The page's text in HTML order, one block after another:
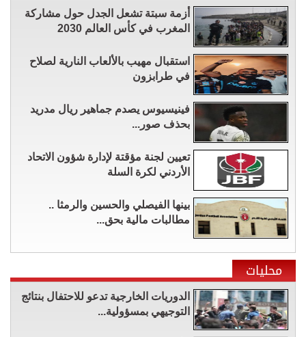
أزمة سبتة تشعل الجدل حول مشاركة
المغرب في كأس العالم 2030
استقبال مهيب بالألعاب النارية لصلاح
في طرابزون
فينيسيوس يصدم جماهير ريال مدريد
بحذف صور...
تعيين لجنة مؤقتة لإدارة شؤون الاتحاد
الأردني لكرة السلة
بينها الفيصلي والحسين والرمثا ..
مطالبات مالية بحق...
محليات
الدوريات الخارجية تدعو للاحتفال بنتائج
التوجيهي بمسؤولية...